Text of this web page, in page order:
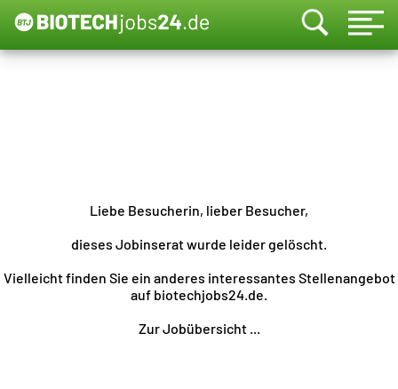
Liebe Besucherin, lieber Besucher,
dieses Jobinserat wurde leider gelöscht.
Vielleicht finden Sie ein anderes interessantes Stellenangebot
auf biotechjobs24.de.
Zur Jobübersicht ...